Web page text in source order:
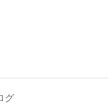
てた計画が深すぎる。
グ